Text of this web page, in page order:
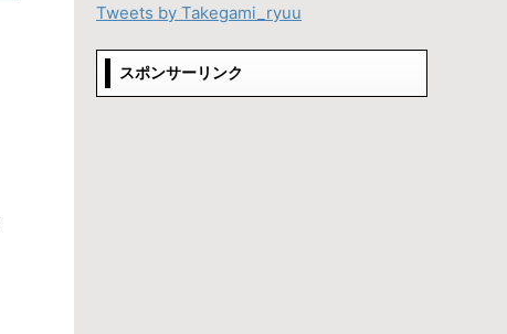
Tweets by Takegami_ryuu
スポンサーリンク